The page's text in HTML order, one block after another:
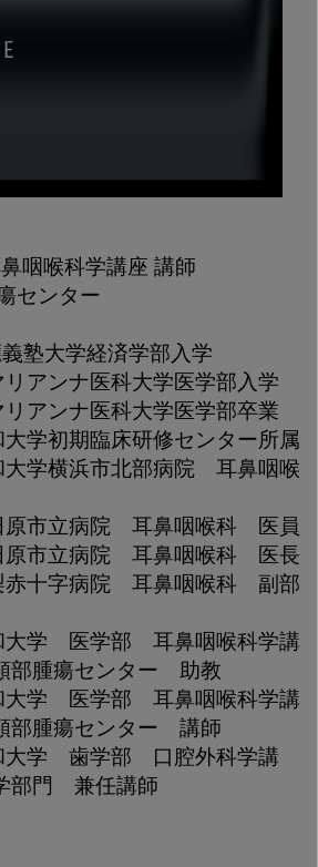
咽喉科学講座 講師
センター
塾大学経済学部入学
アンナ医科大学医学部入学
アンナ医科大学医学部卒業
学初期臨床研修センター所属
学横浜市北部病院 耳鼻咽喉
市立病院 耳鼻咽喉科 医員
市立病院 耳鼻咽喉科 医長
十字病院 耳鼻咽喉科 副部
学 医学部 耳鼻咽喉科学講
部腫瘍センター 助教
学 医学部 耳鼻咽喉科学講
部腫瘍センター 講師
学 歯学部 口腔外科学講
部門 兼任講師